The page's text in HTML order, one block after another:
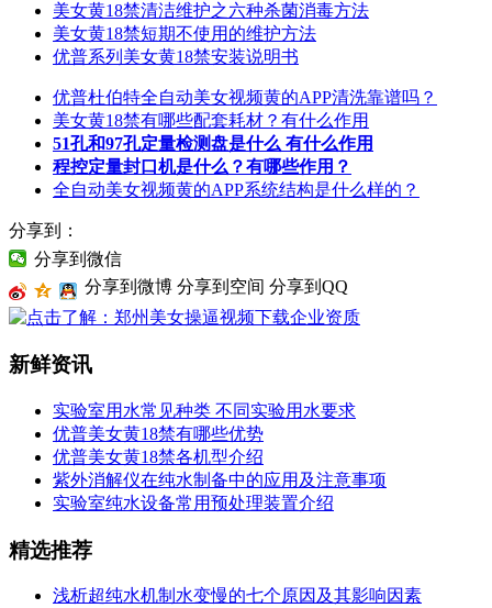
美女黄18禁清洁维护之六种杀菌消毒方法
美女黄18禁短期不使用的维护方法
优普系列美女黄18禁安装说明书
优普杜伯特全自动美女视频黄的APP清洗靠谱吗？
美女黄18禁有哪些配套耗材？有什么作用
51孔和97孔定量检测盘是什么 有什么作用
程控定量封口机是什么？有哪些作用？
全自动美女视频黄的APP系统结构是什么样的？
分享到：
分享到微信
分享到微博 分享到空间 分享到QQ
新鲜资讯
实验室用水常见种类 不同实验用水要求
优普美女黄18禁有哪些优势
优普美女黄18禁各机型介绍
紫外消解仪在纯水制备中的应用及注意事项
实验室纯水设备常用预处理装置介绍
精选推荐
浅析超纯水机制水变慢的七个原因及其影响因素